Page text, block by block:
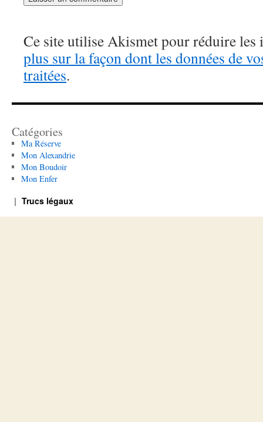
Ce site utilise Akismet pour réduire les
plus sur la façon dont les données de
traitées.
Catégories
Ma Réserve
Mon Alexandrie
Mon Boudoir
Mon Enfer
Trucs légaux